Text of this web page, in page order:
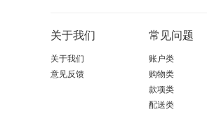
关于我们
关于我们
意见反馈
常见问题
账户类
购物类
款项类
配送类